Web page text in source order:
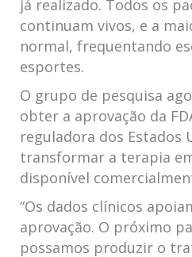
já realizado. Todos os
continuam vivos, e a
normal, frequentando
esportes.
O grupo de pesquisa
obter a aprovação da
reguladora dos Estados
transformar a terapia
disponível
“Os dados clínicos
aprovação. O próximo
possamos produzir o